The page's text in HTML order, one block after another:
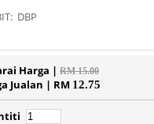
DBP
Harga | RM 15.00
Jualan | RM 12.75